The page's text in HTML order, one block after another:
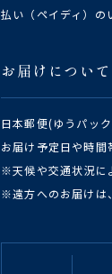
払い（ペイディ）の
お届けについて
日本郵便(ゆうパッ
お届け予定日や時間
※天候や交通状況に
※遠方へのお届けは